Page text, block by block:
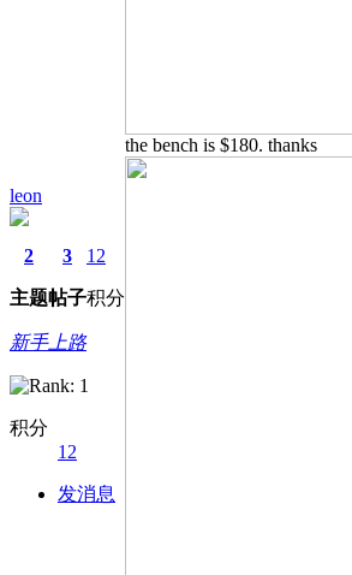
leon
2
主题
3
帖子
12
积分
新手上路
积分
12
发消息
the bench is $180. thanks